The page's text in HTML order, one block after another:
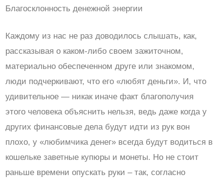
Благосклонность денежной энергии
Каждому из нас не раз доводилось слышать, как,
рассказывая о каком-либо своем зажиточном,
материально обеспеченном друге или знакомом,
люди подчеркивают, что его «любят деньги». И, что
удивительное — никак иначе факт благополучия
этого человека объяснить нельзя, ведь даже когда у
других финансовые дела будут идти из рук вон
плохо, у «любимчика денег» всегда будут водиться в
кошельке заветные купюры и монеты. Но не стоит
раньше времени опускать руки – так, согласно